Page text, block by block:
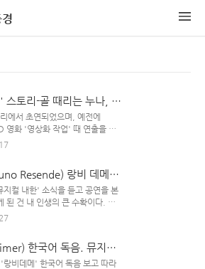
스토리-골 때리는 누나, 프
에서 초연되었으며, 예전에
화 '영상화 작업' 때 연출을 맡
2016년 국내 극장에서 개봉하
됐는데, 이제서야 포스팅해본다.
물 : 아더 누나 모르간 & 아더 왕
, 사건 발단 배경인 남주 아버지
서' 혹은 '아더' 둘 다로 표기할
Resende) 랑비 데메
라이브
컬 내한' 소식을 듣고 공연을 본
된 건 내 인생의 큰 수확이다. 성
록 점점 흥미진진한 것들이 줄
, 또 우연히 뉘노가 부른 '랑비
인 주제가)' 발견한 뒤 삘 받아서
한국어 독음. 뮤지컬
음비데메' 한국어 독음 보고 따라